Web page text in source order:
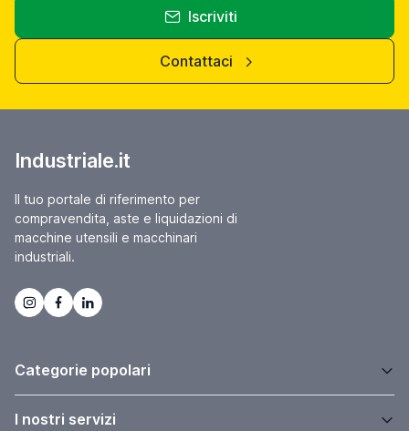
Iscriviti
Contattaci
Industriale.it
Il tuo portale di riferimento per
compravendita, aste e liquidazioni di
macchine utensili e macchinari
industriali.
Categorie popolari
I nostri servizi